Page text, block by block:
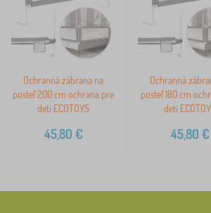
Ochranná zábrana na
posteľ 200 cm ochrana pre
deti ECOTOYS
45,80 €
Ochranná
posteľ 180 cm
deti
45,80 €